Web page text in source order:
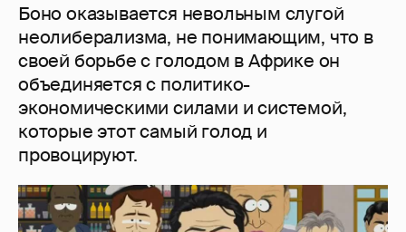
Боно оказывается невольным слугой
неолиберализма, не понимающим, что в
своей борьбе с голодом в Африке он
объединяется с политико-
экономическими силами и системой,
которые этот самый голод и
провоцируют.